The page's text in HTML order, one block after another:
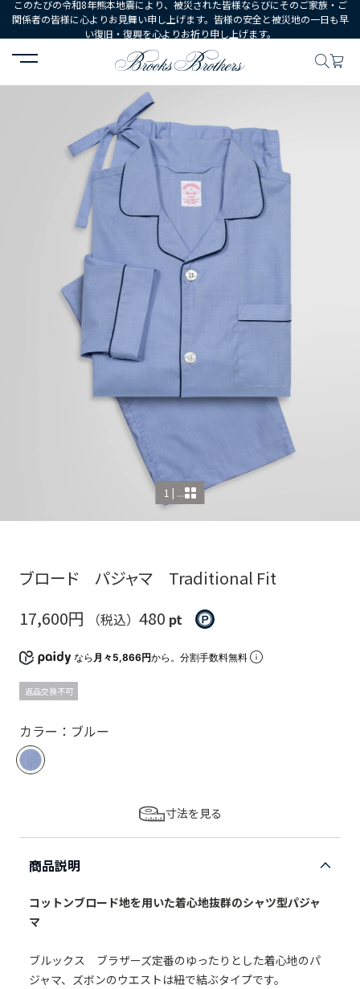
このたびの令和8年熊本地震により、被災された皆様ならびにそのご家族・ご
関係者の皆様に心よりお見舞い申し上げます。皆様の安全と被災地の一日も早
い復旧・復興を心よりお祈り申し上げます。
HOME ウェア パジャマ・アンダーウェア ブロード パ
1 | ...
ブロード パジャマ Traditional Fit
17,600円
（税込） 480 pt
なら 月々5,866円から。分割手数料無料
返品交換不可
カラー：ブルー
寸法を見る
商品説明
コットンブロード地を用いた着心地抜群のシャツ型パジャ
マ
ブルックス ブラザーズ定番のゆったりとした着心地のパ
ジャマ、ズボンのウエストは紐で結ぶタイプです。